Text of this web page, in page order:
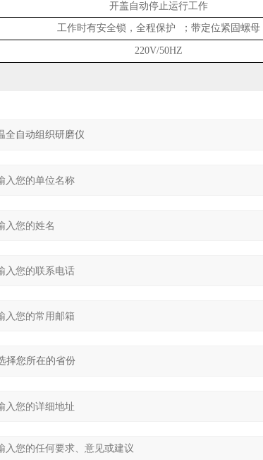
开盖自动停止运行工作
工作时有安全锁，全程保护 ；带定位紧固螺母
220V/50HZ